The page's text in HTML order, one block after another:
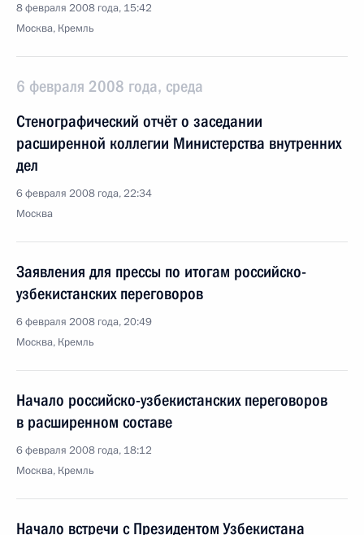
8 февраля 2008 года, 15:42
Москва, Кремль
6 февраля 2008 года, среда
Стенографический отчёт о заседании
расширенной коллегии Министерства внутренних
дел
6 февраля 2008 года, 22:34
Москва
Заявления для прессы по итогам российско-
узбекистанских переговоров
6 февраля 2008 года, 20:49
Москва, Кремль
Начало российско-узбекистанских переговоров
в расширенном составе
6 февраля 2008 года, 18:12
Москва, Кремль
Начало встречи с Президентом Узбекистана